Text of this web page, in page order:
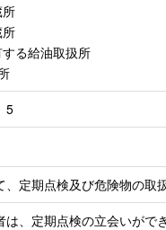
る給油取扱所
5
定期点検及び危険物の取
、定期点検の立会いがで